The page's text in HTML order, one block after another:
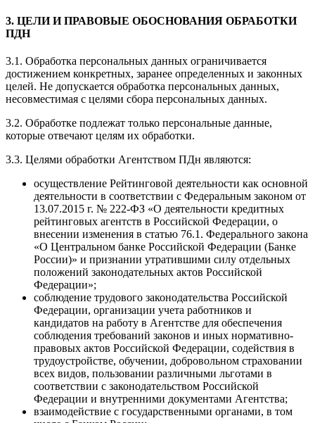
3. ЦЕЛИ И ПРАВОВЫЕ ОБОСНОВАНИЯ ОБРАБОТКИ
ПДН
3.1. Обработка персональных данных ограничивается
достижением конкретных, заранее определенных и законных
целей. Не допускается обработка персональных данных,
несовместимая с целями сбора персональных данных.
3.2. Обработке подлежат только персональные данные,
которые отвечают целям их обработки.
3.3. Целями обработки Агентством ПДн являются:
осуществление Рейтинговой деятельности как основной
деятельности в соответствии с Федеральным законом от
13.07.2015 г. № 222-ФЗ «О деятельности кредитных
рейтинговых агентств в Российской Федерации, о
внесении изменения в статью 76.1. Федерального закона
«О Центральном банке Российской Федерации (Банке
России)» и признании утратившими силу отдельных
положений законодательных актов Российской
Федерации»;
соблюдение трудового законодательства Российской
Федерации, организации учета работников и
кандидатов на работу в Агентстве для обеспечения
соблюдения требований законов и иных нормативно-
правовых актов Российской Федерации, содействия в
трудоустройстве, обучении, добровольном страховании
всех видов, пользовании различными льготами в
соответствии с законодательством Российской
Федерации и внутренними документами Агентства;
взаимодействие с государственными органами, в том